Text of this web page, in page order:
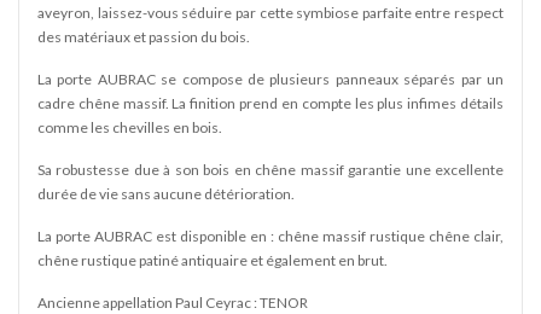
aveyron, laissez-vous séduire par cette symbiose parfaite entre respect
des matériaux et passion du bois.
La porte AUBRAC se compose de plusieurs panneaux séparés par un
cadre chêne massif. La finition prend en compte les plus infimes détails
comme les chevilles en bois.
Sa robustesse due à son bois en chêne massif garantie une excellente
durée de vie sans aucune détérioration.
La porte AUBRAC est disponible en : chêne massif rustique chêne clair,
chêne rustique patiné antiquaire et également en brut.
Ancienne appellation Paul Ceyrac : TENOR